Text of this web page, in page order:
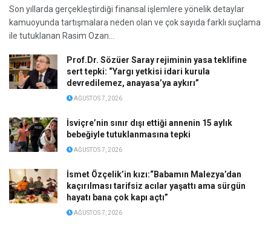
Son yıllarda gerçekleştirdiği finansal işlemlere yönelik detaylar
kamuoyunda tartışmalara neden olan ve çok sayıda farklı suçlama
ile tutuklanan Rasim Ozan...
Prof.Dr. Sözüer Saray rejiminin yasa teklifine
sert tepki: “Yargı yetkisi idari kurula
devredilemez, anayasa’ya aykırı”
AĞUSTOS 7, 2026
İsviçre’nin sınır dışı ettiği annenin 15 aylık
bebeğiyle tutuklanmasına tepki
AĞUSTOS 7, 2026
İsmet Özçelik’in kızı:“Babamın Malezya’dan
kaçırılması tarifsiz acılar yaşattı ama sürgün
hayatı bana çok kapı açtı”
AĞUSTOS 7, 2026